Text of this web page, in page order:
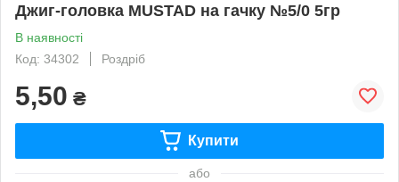
Джиг-головка MUSTAD на гачку №5/0 5гр
В наявності
Код: 34302
Роздріб
5,50 ₴
Купити
або